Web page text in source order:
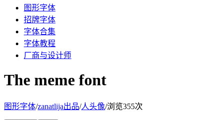
图形字体
招牌字体
字体合集
字体教程
厂商与设计师
The meme font
图形字体/zanatlija出品/人头像/浏览355次